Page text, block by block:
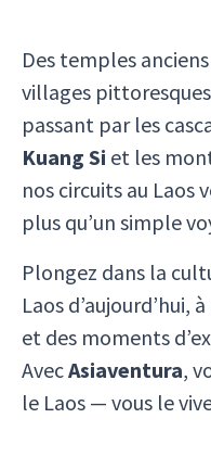
Des temples
villages
passant par les
Kuang Si et les
nos circuits au Laos
plus qu’un simple
Plongez dans la
Laos d’aujourd’hui,
et des moments
AvecAsiaventura,
le Laos — vous le